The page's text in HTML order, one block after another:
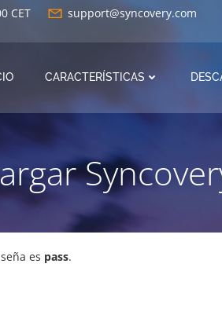
CET
support@syncovery.com
CARACTERÍSTICAS
es pass.